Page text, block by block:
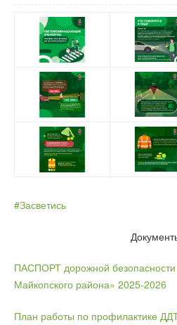
#Засветись
ПАСПОРТ дорожной
Майкопского района» 2025-2026
План работы по профилактике